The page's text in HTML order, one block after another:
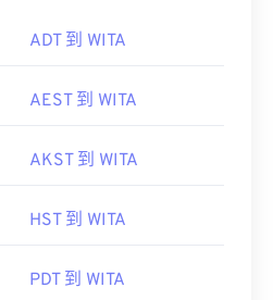
ADT 到 WITA
AEST 到 WITA
AKST 到 WITA
HST 到 WITA
PDT 到 WITA